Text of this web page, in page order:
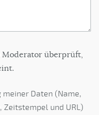
überprüft,
meiner Daten (Name,
Zeitstempel und URL)